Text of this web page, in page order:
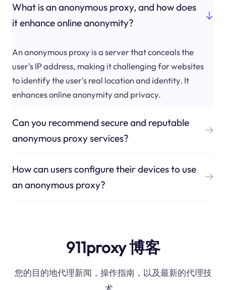
What is an anonymous proxy, and how does
it enhance online anonymity?
An anonymous proxy is a server that conceals the
user's IP address, making it challenging for websites
to identify the user's real location and identity. It
enhances online anonymity and privacy.
Can you recommend secure and reputable
anonymous proxy services?
How can users configure their devices to use
an anonymous proxy?
911proxy 博客
您的目的地代理新闻，操作指南，以及最新的代理技